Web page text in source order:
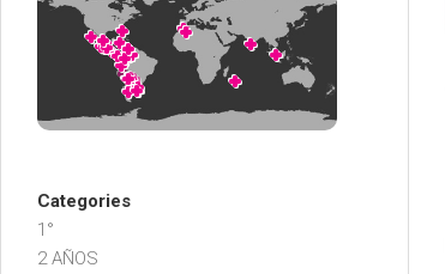
Categories
1°
2 AÑOS